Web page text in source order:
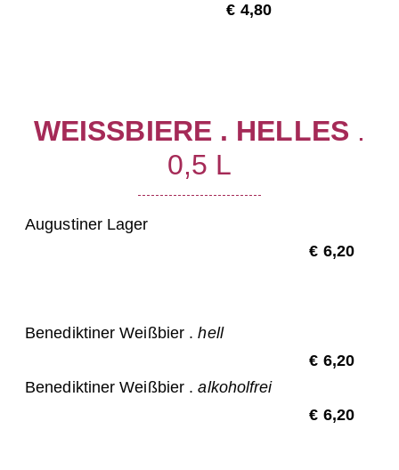
€ 4,80
WEISSBIERE . HELLES .
0,5 L
Augustiner Lager
€ 6,20
Benediktiner Weißbier .hell
€ 6,20
Benediktiner Weißbier .alkoholfrei
€ 6,20